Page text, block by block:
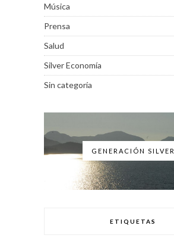
Música
Prensa
Salud
Silver Economía
Sin categoría
GENERACIÓN SILVER
ETIQUETAS